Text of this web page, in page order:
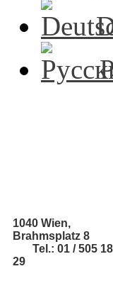
1040 Wien,
Brahmsplatz 8
Tel.: 01 / 505 18
29